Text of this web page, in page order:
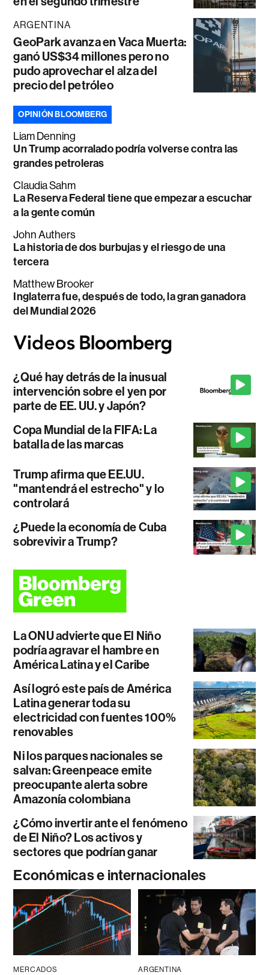
ARGENTINA
GeoPark avanza en Vaca Muerta:
ganó US$34 millones pero no
pudo aprovechar el alza del
precio del petróleo
OPINIÓN BLOOMBERG
Liam Denning
Un Trump acorralado podría volverse contra las
grandes petroleras
Claudia Sahm
La Reserva Federal tiene que empezar a escuchar
a la gente común
John Authers
La historia de dos burbujas y el riesgo de una
tercera
Matthew Brooker
Inglaterra fue, después de todo, la gran ganadora
del Mundial 2026
¿Qué hay detrás de la inusual
intervención sobre el yen por
parte de EE. UU. y Japón?
Copa Mundial de la FIFA: La
batalla de las marcas
Trump afirma que EE.UU.
"mantendrá el estrecho" y lo
controlará
¿Puede la economía de Cuba
sobrevivir a Trump?
La ONU advierte que El Niño
podría agravar el hambre en
América Latina y el Caribe
Así logró este país de América
Latina generar toda su
electricidad con fuentes 100%
renovables
Ni los parques nacionales se
salvan: Greenpeace emite
preocupante alerta sobre
Amazonía colombiana
¿Cómo invertir ante el fenómeno
de El Niño? Los activos y
sectores que podrían ganar
Económicas e internacionales
MERCADOS ARGENTINA